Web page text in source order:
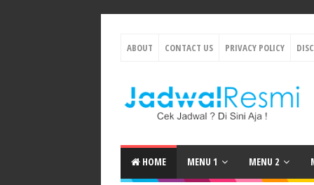
ABOUT CONTACT US PRIVACY POLICY
HOME MENU 1 MENU 2